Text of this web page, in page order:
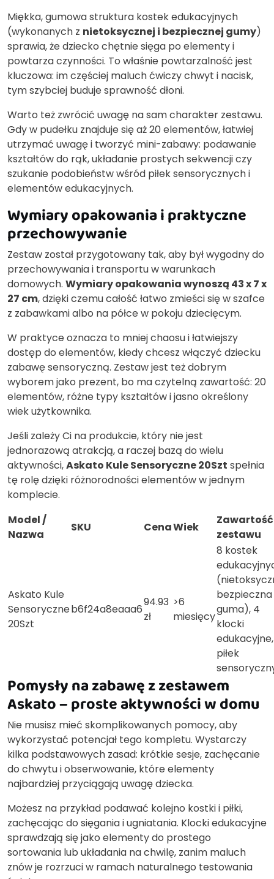
Miękka, gumowa struktura kostek edukacyjnych
(wykonanych z nietoksycznej i bezpiecznej gumy)
sprawia, że dziecko chętnie sięga po elementy i
powtarza czynności. To właśnie powtarzalność jest
kluczowa: im częściej maluch ćwiczy chwyt i nacisk,
tym szybciej buduje sprawność dłoni.
Warto też zwrócić uwagę na sam charakter zestawu.
Gdy w pudełku znajduje się aż 20 elementów, łatwiej
utrzymać uwagę i tworzyć mini-zabawy: podawanie
kształtów do rąk, układanie prostych sekwencji czy
szukanie podobieństw wśród piłek sensorycznych i
elementów edukacyjnych.
Wymiary opakowania i praktyczne
przechowywanie
Zestaw został przygotowany tak, aby był wygodny do
przechowywania i transportu w warunkach
domowych. Wymiary opakowania wynoszą 43 x 7 x
27 cm, dzięki czemu całość łatwo zmieści się w szafce
z zabawkami albo na półce w pokoju dziecięcym.
W praktyce oznacza to mniej chaosu i łatwiejszy
dostęp do elementów, kiedy chcesz włączyć dziecku
zabawę sensoryczną. Zestaw jest też dobrym
wyborem jako prezent, bo ma czytelną zawartość: 20
elementów, różne typy kształtów i jasno określony
wiek użytkownika.
Jeśli zależy Ci na produkcie, który nie jest
jednorazową atrakcją, a raczej bazą do wielu
aktywności,Askato Kule Sensoryczne 20Szt spełnia
tę rolę dzięki różnorodności elementów w jednym
komplecie.
Model /
Nazwa
SKU CenaWiek
Zawartość
zestawu
Askato Kule
Sensoryczne
20Szt
b6f24a8eaaa6
94.93
zł
>6
miesięcy
8 kostek
bezpieczna
guma), 4
klocki
piłek
Pomysły na zabawę z zestawem
Askato – proste aktywności w domu
Nie musisz mieć skomplikowanych pomocy, aby
wykorzystać potencjał tego kompletu. Wystarczy
kilka podstawowych zasad: krótkie sesje, zachęcanie
do chwytu i obserwowanie, które elementy
najbardziej przyciągają uwagę dziecka.
Możesz na przykład podawać kolejno kostki i piłki,
zachęcając do sięgania i ugniatania. Klocki edukacyjne
sprawdzają się jako elementy do prostego
sortowania lub układania na chwilę, zanim maluch
znów je rozrzuci w ramach naturalnego testowania